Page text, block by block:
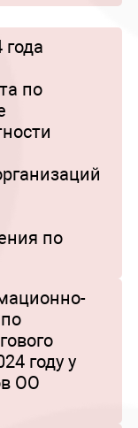
по
по
году у
ОО